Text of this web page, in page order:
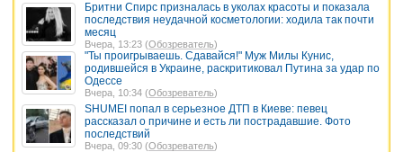
Бритни Спирс призналась в уколах красоты и показала
последствия неудачной косметологии: ходила так почти
месяц
Вчера, 13:23 (Обозреватель)
"Ты проигрываешь. Сдавайся!" Муж Милы Кунис,
родившейся в Украине, раскритиковал Путина за удар по
Одессе
Вчера, 10:34 (Обозреватель)
SHUMEI попал в серьезное ДТП в Киеве: певец
рассказал о причине и есть ли пострадавшие. Фото
последствий
Вчера, 09:30 (Обозреватель)